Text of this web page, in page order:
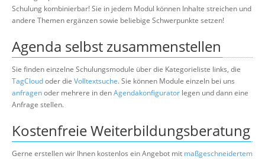
Schulung kombinierbar! Sie in jedem Modul können Inhalte streichen und
andere Themen ergänzen sowie beliebige Schwerpunkte setzen!
Agenda selbst zusammenstellen
Sie finden einzelne Schulungsmodule über die Kategorieliste links, die
TagCloudoder die Volltextsuche. Sie können Module einzeln bei uns
anfragenoder mehrere in denAgendakonfigurator legen und dann eine
Anfrage stellen.
Kostenfreie Weiterbildungsberatung
Gerne erstellen wir Ihnen kostenlos ein Angebot mit maßgeschneidertem